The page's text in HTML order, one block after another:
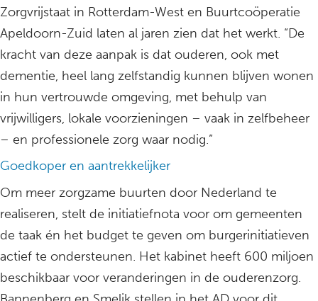
Zorgvrijstaat in Rotterdam-West en Buurtcoöperatie
Apeldoorn-Zuid laten al jaren zien dat het werkt. “De
kracht van deze aanpak is dat ouderen, ook met
dementie, heel lang zelfstandig kunnen blijven wonen
in hun vertrouwde omgeving, met behulp van
vrijwilligers, lokale voorzieningen – vaak in zelfbeheer
– en professionele zorg waar nodig.”
Goedkoper en aantrekkelijker
Om meer zorgzame buurten door Nederland te
realiseren, stelt de initiatiefnota voor om gemeenten
de taak én het budget te geven om burgerinitiatieven
actief te ondersteunen. Het kabinet heeft 600 miljoen
beschikbaar voor veranderingen in de ouderenzorg.